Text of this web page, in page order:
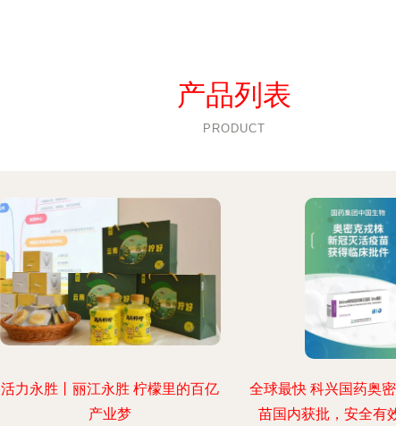
产品列表
PRODUCT
活力永胜丨丽江永胜 柠檬里的百亿
产业梦
全球最快 科兴国药奥
苗国内获批，安全有